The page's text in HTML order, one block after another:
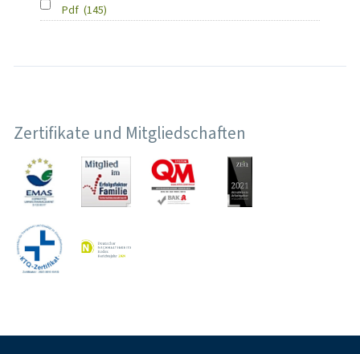
Pdf (145)
Zertifikate und Mitgliedschaften